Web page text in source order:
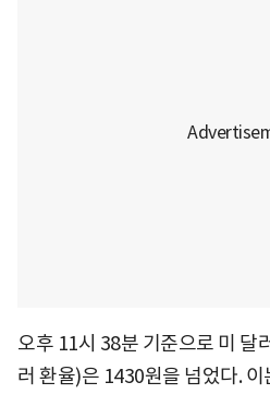
오후 11시 38분 기준으로 미 달
러 환율)은 1430원을 넘었다.